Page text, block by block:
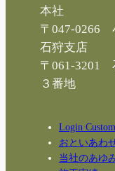
本社
〒047-0266
石狩支店
〒061-3201
３番地
Login
おといあわ
当社のあゆ